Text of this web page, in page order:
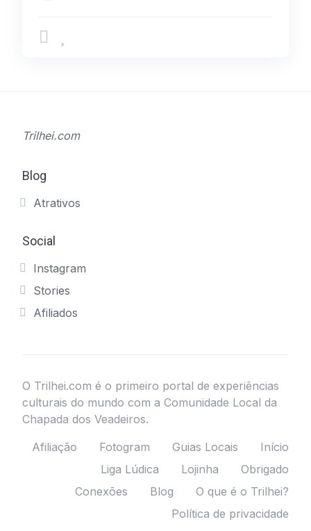
Trilhei.com
Blog
Atrativos
Social
Instagram
Stories
Afiliados
O Trilhei.com é o primeiro portal de experiências
culturais do mundo com a Comunidade Local da
Chapada dos Veadeiros.
Afiliação
Fotogram Guias Locais
Início
Liga Lúdica
Lojinha
Obrigado
Conexões
Blog
O que é o Trilhei?
Política de privacidade